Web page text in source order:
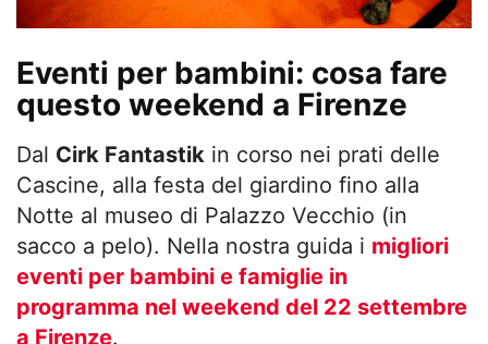
Eventi per bambini: cosa fare
questo weekend a Firenze
Dal Cirk Fantastik in corso nei prati delle
Cascine, alla festa del giardino fino alla
Notte al museo di Palazzo Vecchio (in
sacco a pelo). Nella nostra guida i migliori
eventi per bambini e famiglie in
programma nel weekend del 22 settembre
a Firenze.